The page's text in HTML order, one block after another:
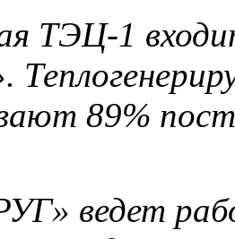
ТЭЦ-1
89%
ведет